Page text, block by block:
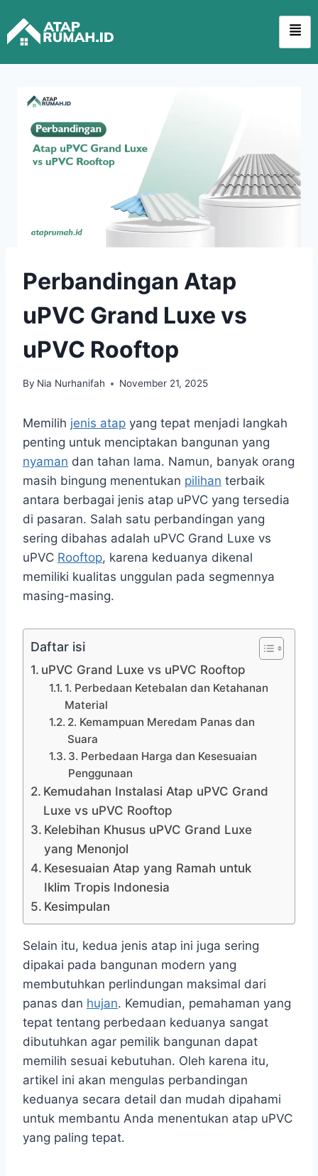
Perbandingan Atap
uPVC Grand Luxe vs
uPVC Rooftop
By Nia Nurhanifah November 21, 2025
Memilih jenis atap yang tepat menjadi langkah
penting untuk menciptakan bangunan yang
nyaman dan tahan lama. Namun, banyak orang
masih bingung menentukan pilihan terbaik
antara berbagai jenis atap uPVC yang tersedia
di pasaran. Salah satu perbandingan yang
sering dibahas adalah uPVC Grand Luxe vs
uPVC Rooftop, karena keduanya dikenal
memiliki kualitas unggulan pada segmennya
masing-masing.
Daftar isi
uPVC Grand Luxe vs uPVC Rooftop
1. Perbedaan Ketebalan dan Ketahanan
Material
2. Kemampuan Meredam Panas dan
Suara
3. Perbedaan Harga dan Kesesuaian
Penggunaan
Kemudahan Instalasi Atap uPVC Grand
Luxe vs uPVC Rooftop
Kelebihan Khusus uPVC Grand Luxe
yang Menonjol
Kesesuaian Atap yang Ramah untuk
Iklim Tropis Indonesia
Kesimpulan
Selain itu, kedua jenis atap ini juga sering
dipakai pada bangunan modern yang
membutuhkan perlindungan maksimal dari
panas dan hujan. Kemudian, pemahaman yang
tepat tentang perbedaan keduanya sangat
dibutuhkan agar pemilik bangunan dapat
memilih sesuai kebutuhan. Oleh karena itu,
artikel ini akan mengulas perbandingan
keduanya secara detail dan mudah dipahami
untuk membantu Anda menentukan atap uPVC
yang paling tepat.